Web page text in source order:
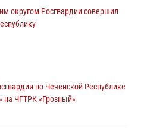
округом Росгвардии совершил
по Чеченской Республике
80 вражеских
по Чеченской Республике
на ЧГТРК «Грозный»